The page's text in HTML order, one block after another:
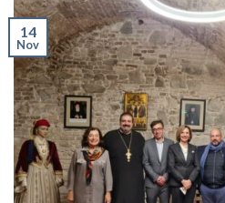
14
Nov